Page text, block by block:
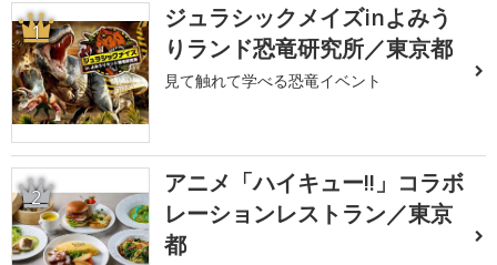
1
ジュラシックメイズinよみう
りランド恐竜研究所／東京都
見て触れて学べる恐竜イベント
2
アニメ「ハイキュー!!」コラボ
レーションレストラン／東京
都